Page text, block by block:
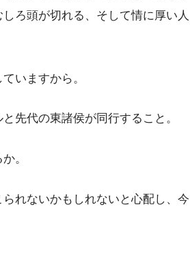
ろ頭が切れる、そして情に厚い人
いますから。
先代の東諸侯が同行すること。
。
れないかもしれないと心配し、今